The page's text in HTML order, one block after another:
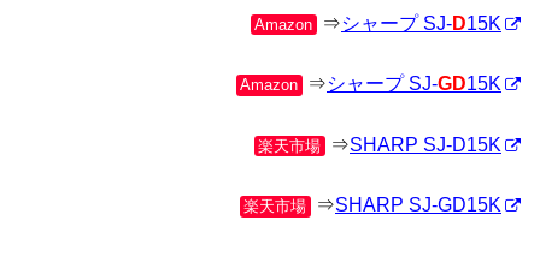
Amazon ⇒シャープ SJ-D15K
Amazon ⇒シャープ SJ-GD15K
楽天市場 ⇒SHARP SJ-D15K
楽天市場 ⇒SHARP SJ-GD15K